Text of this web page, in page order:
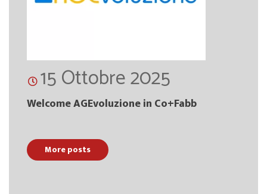
15 Ottobre 2025
Welcome AGEvoluzione in Co+Fabb
More posts